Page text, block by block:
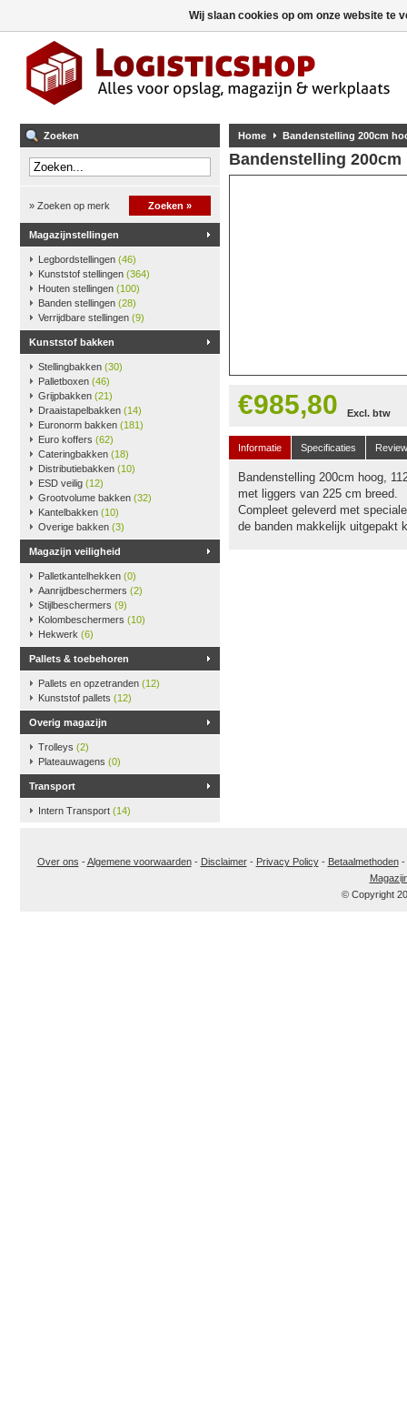
Zoeken
» Zoeken op merk Zoeken »
Magazijnstellingen
Legbordstellingen (46)
Kunststof stellingen (364)
Houten stellingen (100)
Banden stellingen (28)
Verrijdbare stellingen (9)
Kunststof bakken
Stellingbakken (30)
Palletboxen (46)
Grijpbakken (21)
Draaistapelbakken (14)
Euronorm bakken (181)
Euro koffers (62)
Cateringbakken (18)
Distributiebakken (10)
ESD veilig (12)
Grootvolume bakken (32)
Kantelbakken (10)
Overige bakken (3)
Magazijn veiligheid
Palletkantelhekken (0)
Aanrijdbeschermers (2)
Stijlbeschermers (9)
Kolombeschermers (10)
Hekwerk (6)
Pallets & toebehoren
Pallets en opzetranden (12)
Kunststof pallets (12)
Overig magazijn
Trolleys (2)
Plateauwagens (0)
Transport
Intern Transport (14)
Home Bandenstelling 200cm
Bandenstelling 200cm
€985,80 Excl. btw
Informatie Specificaties
Bandenstelling 200cm hoog,
met liggers van 225 cm breed.
Compleet geleverd met
de banden makkelijk uitgepakt
Over ons -Algemene voorwaarden- Disclaimer- Privacy Policy- Betaalmethoden-
© Copyright
Wij slaan cookies op om onze website te